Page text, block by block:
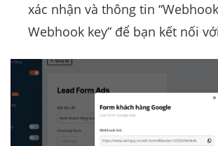
xác nhận và thông tin
Webhook key” để bạn kết nối